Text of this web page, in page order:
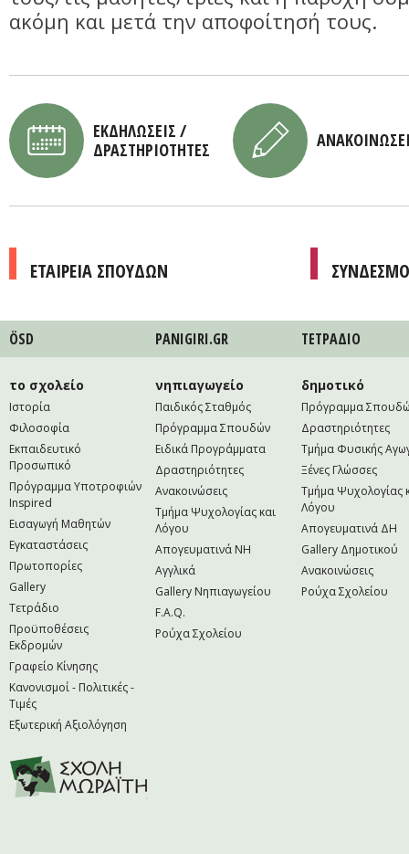
ακόμη και μετά την αποφοίτησή τους.
ΕΚΔΗΛΩΣΕΙΣ /
ΔΡΑΣΤΗΡΙΟΤΗΤΕΣ
ΕΤΑΙΡΕΙΑ ΣΠΟΥΔΩΝ
ÖSD PANIGIRI.GR ΤΕΤΡAΔΙΟ
το σχολείο
Ιστορία
Φιλοσοφία
Εκπαιδευτικό
Προσωπικό
Πρόγραμμα Υποτροφιών
Inspired
Εισαγωγή Μαθητών
Εγκαταστάσεις
Πρωτοπορίες
Gallery
Τετράδιο
Προϋποθέσεις
Εκδρομών
Γραφείο Κίνησης
Κανονισμοί - Πολιτικές -
Τιμές
Εξωτερική Αξιολόγηση
νηπιαγωγείο
Παιδικός Σταθμός
Πρόγραμμα Σπουδών
Ειδικά Προγράμματα
Δραστηριότητες
Ανακοινώσεις
Τμήμα Ψυχολογίας και
Λόγου
Απογευματινά NH
Αγγλικά
Gallery Νηπιαγωγείου
F.A.Q.
Ρούχα Σχολείου
δημοτικό
Πρόγραμμα
Δραστηριότητες
Τμήμα Φυσικής
Ξένες Γλώσσες
Τμήμα Ψυχολογίας
Λόγου
Απογευματινά ΔΗ
Gallery Δημοτικού
Ανακοινώσεις
Ρούχα Σχολείου